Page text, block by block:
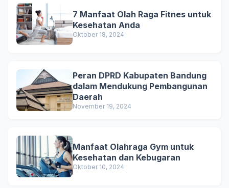
7 Manfaat Olah Raga Fitnes untuk
Kesehatan Anda
Oktober 18, 2024
Peran DPRD Kabupaten Bandung
dalam Mendukung Pembangunan
Daerah
November 19, 2024
Manfaat Olahraga Gym untuk
Kesehatan dan Kebugaran
Oktober 10, 2024